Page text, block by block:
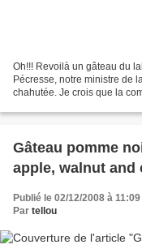
Oh!!! Revoilà un gâteau du
Pécresse, notre ministre de
chahutée. Je crois que la
Gâteau pomme
apple, walnut and
Publié le 02/12/2008 à 11:09
Par tellou